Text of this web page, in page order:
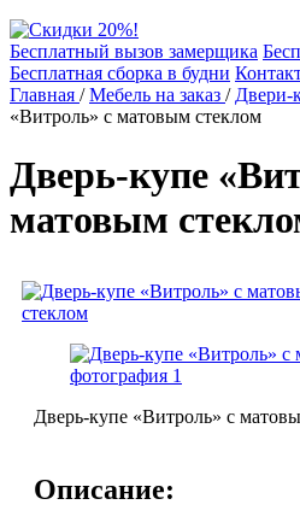
Бесплатный вызов замерщика
Бесплатная сборка в будни
Главная /Мебель на заказ / Двери-
«Витроль» с матовым стеклом
Дверь-купе
матовым
Дверь-купе «Витроль» с
Описание: